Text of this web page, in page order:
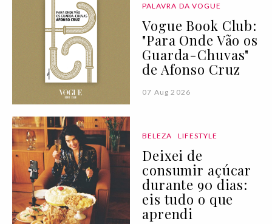
PALAVRA DA VOGUE
Vogue Book Club:
"Para Onde Vão os
Guarda-Chuvas"
de Afonso Cruz
07 Aug 2026
BELEZA LIFESTYLE
Deixei de
consumir açúcar
durante 90 dias:
eis tudo o que
aprendi